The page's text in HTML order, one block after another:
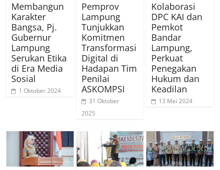
Membangun
Karakter
Bangsa, Pj.
Gubernur
Lampung
Serukan Etika
di Era Media
Sosial
1 Oktober 2024
Pemprov
Lampung
Tunjukkan
Komitmen
Transformasi
Digital di
Hadapan Tim
Penilai
ASKOMPSI
31 Oktober
2025
Kolaborasi
DPC KAI dan
Pemkot
Bandar
Lampung,
Perkuat
Penegakan
Hukum dan
Keadilan
13 Mei 2024